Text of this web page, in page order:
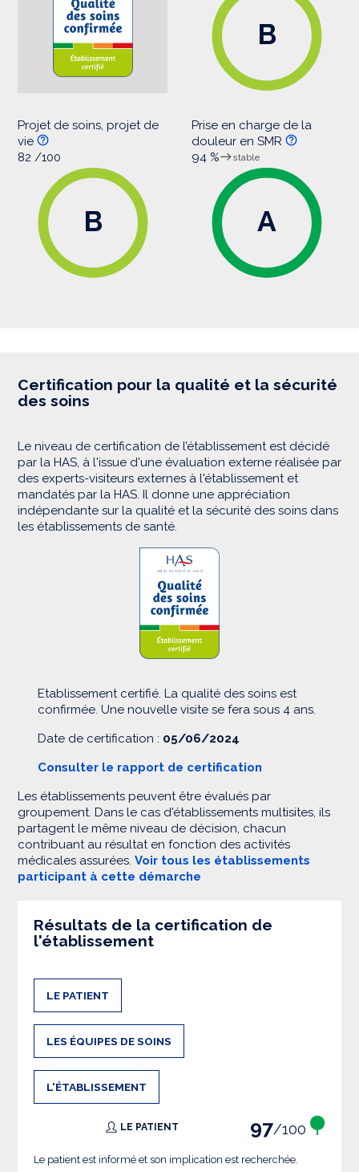
B
Projet de soins, projet de
vie
82 /100
B
Prise en charge de la
douleur en SMR
94 %
stable
A
Certification pour la qualité et la sécurité
des soins
Le niveau de certification de l’établissement est décidé
par la HAS, à l'issue d'une évaluation externe réalisée par
des experts-visiteurs externes à l'établissement et
mandatés par la HAS. Il donne une appréciation
indépendante sur la qualité et la sécurité des soins dans
les établissements de santé.
Etablissement certifié. La qualité des soins est
confirmée. Une nouvelle visite se fera sous 4 ans.
Date de certification : 05/06/2024
Consulter le rapport de certification
Les établissements peuvent être évalués par
groupement. Dans le cas d'établissements multisites, ils
partagent le même niveau de décision, chacun
contribuant au résultat en fonction des activités
médicales assurées. Voir tous les établissements
participant à cette démarche
Résultats de la certification de
l'établissement
LE PATIENT
LES ÉQUIPES DE SOINS
L'ÉTABLISSEMENT
LE PATIENT 97/100
Le patient est informé et son implication est recherchée.